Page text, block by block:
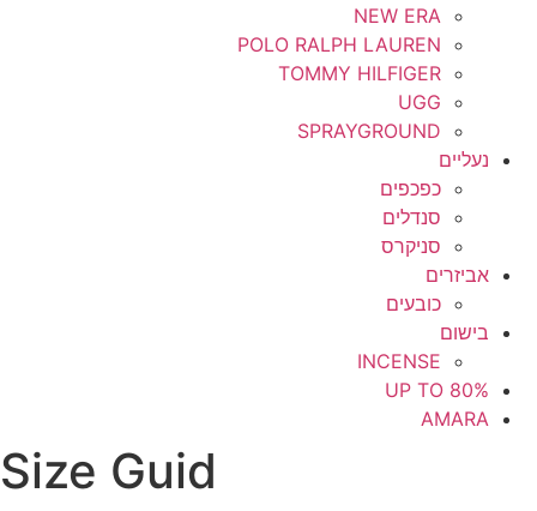
NEW ERA
POLO RALPH LAUREN
TOMMY HILFIGER
UGG
SPRAYGROUND
נעליים
כפכפים
סנדלים
סניקרס
אביזרים
כובעים
בישום
INCENSE
UP TO 80%
AMARA
Size Guid